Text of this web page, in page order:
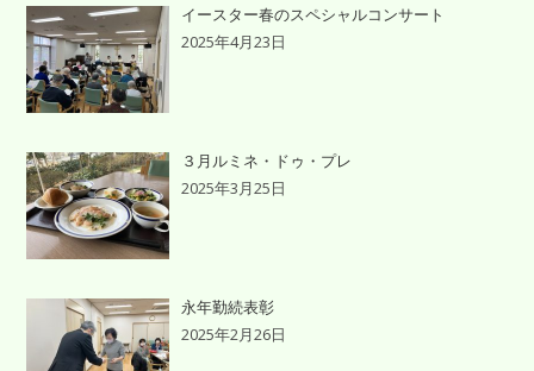
イースター春のスペシャルコンサート
2025年4月23日
３月ルミネ・ドゥ・プレ
2025年3月25日
永年勤続表彰
2025年2月26日